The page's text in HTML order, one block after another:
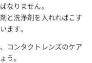
なりません。
と洗浄剤を入れればこす
ます。
コンタクトレンズのケア
う。